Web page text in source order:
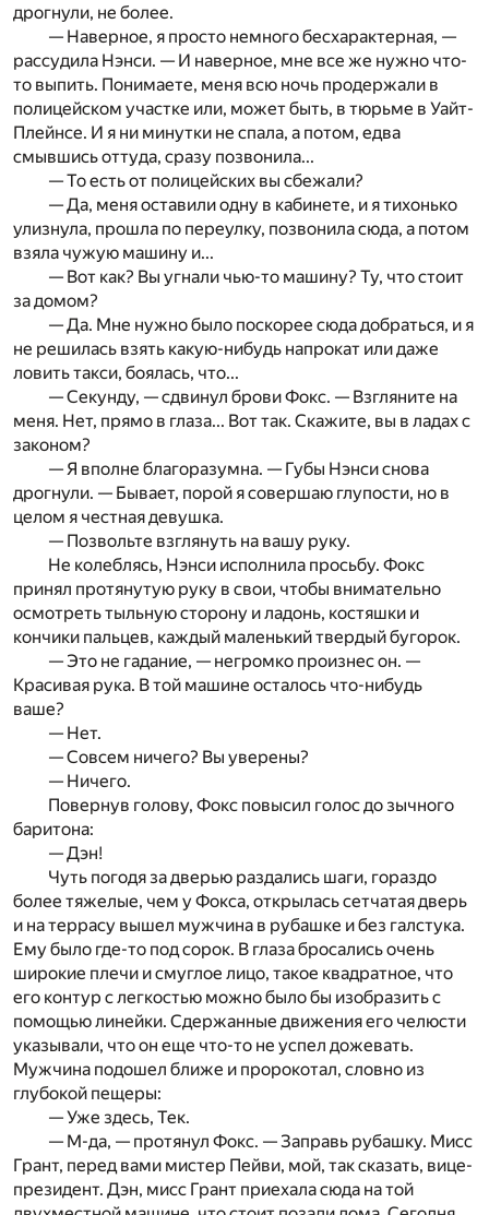
дрогнули, не более.
— Наверное, я просто немного бесхарактерная, —
рассудила Нэнси. — И наверное, мне все же нужно что-
то выпить. Понимаете, меня всю ночь продержали в
полицейском участке или, может быть, в тюрьме в Уайт-
Плейнсе. И я ни минутки не спала, а потом, едва
смывшись оттуда, сразу позвонила...
— То есть от полицейских вы сбежали?
— Да, меня оставили одну в кабинете, и я тихонько
улизнула, прошла по переулку, позвонила сюда, а потом
взяла чужую машину и...
— Вот как? Вы угнали чью-то машину? Ту, что стоит
за домом?
— Да. Мне нужно было поскорее сюда добраться, и я
не решилась взять какую-нибудь напрокат или даже
ловить такси, боялась, что...
— Секунду, — сдвинул брови Фокс. — Взгляните на
меня. Нет, прямо в глаза... Вот так. Скажите, вы в ладах с
законом?
— Я вполне благоразумна. — Губы Нэнси снова
дрогнули. — Бывает, порой я совершаю глупости, но в
целом я честная девушка.
— Позвольте взглянуть на вашу руку.
Не колеблясь, Нэнси исполнила просьбу. Фокс
принял протянутую руку в свои, чтобы внимательно
осмотреть тыльную сторону и ладонь, костяшки и
кончики пальцев, каждый маленький твердый бугорок.
— Это не гадание, — негромко произнес он. —
Красивая рука. В той машине осталось что-нибудь
ваше?
— Нет.
— Совсем ничего? Вы уверены?
— Ничего.
Повернув голову, Фокс повысил голос до зычного
баритона:
— Дэн!
Чуть погодя за дверью раздались шаги, гораздо
более тяжелые, чем у Фокса, открылась сетчатая дверь
и на террасу вышел мужчина в рубашке и без галстука.
Ему было где-то под сорок. В глаза бросались очень
широкие плечи и смуглое лицо, такое квадратное, что
его контур с легкостью можно было бы изобразить с
помощью линейки. Сдержанные движения его челюсти
указывали, что он еще что-то не успел дожевать.
Мужчина подошел ближе и пророкотал, словно из
глубокой пещеры:
— Уже здесь, Тек.
— М-да, — протянул Фокс. — Заправь рубашку. Мисс
Грант, перед вами мистер Пейви, мой, так сказать, вице-
президент. Дэн, мисс Грант приехала сюда на той